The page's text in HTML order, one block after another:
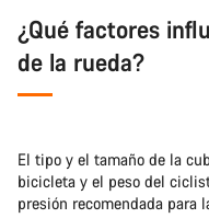
¿Qué factores
de la rueda?
El tipo y el tamaño de la
bicicleta y el peso del
presión recomendada para